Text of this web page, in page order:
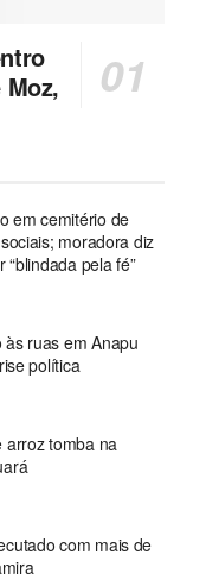
em cemitério de
moradora diz
pela fé”
ruas em Anapu
política
arroz tomba na
com mais de